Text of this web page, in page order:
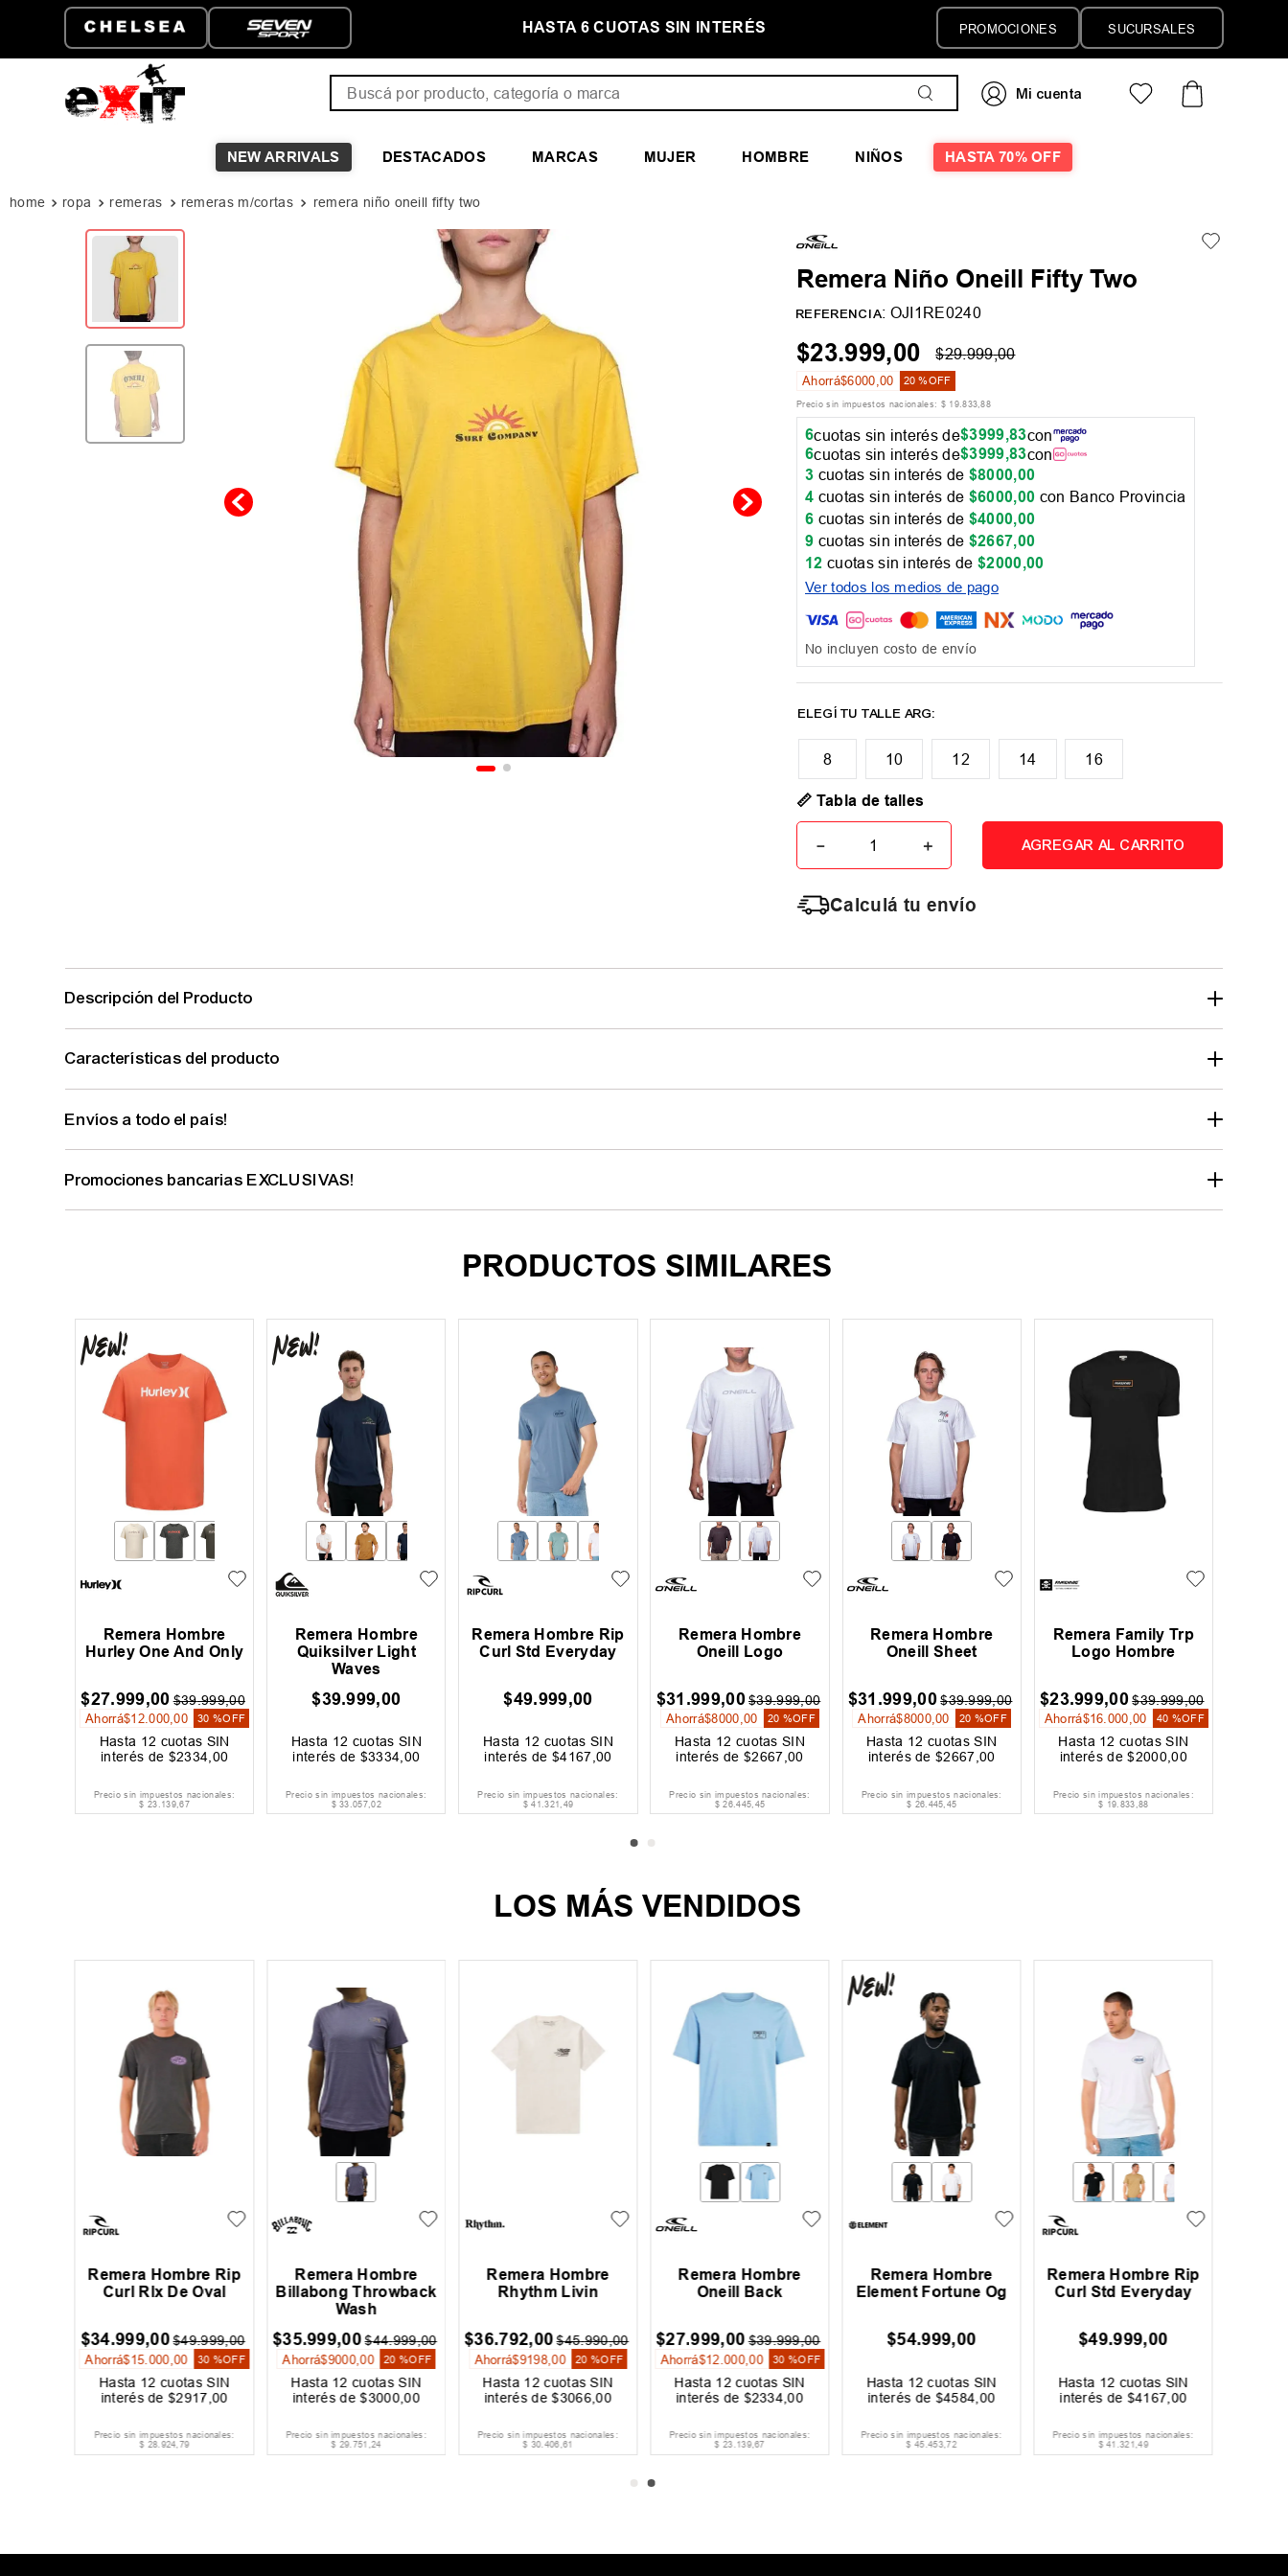
GRATIS A PARTIR DE
HASTA 6 CUOTAS SIN INTERÉS PRIMER CAMBIO GRATIS PROMOCIONES SUCURSALES
NEW ARRIVALS DESTACADOS MARCAS MUJER HOMBRE NIÑOS HASTA 70% OFF
ropa remeras remeras m/cortas remera niño oneill fifty two
Remera Niño Oneill Fifty Two
REFERENCIA: OJI1RE0240
$23.999,00 $29.999,00
Ahorrá$6000,00 20 %OFF
Precio sin impuestos nacionales: $ 19.833,88
6cuotas sin interés de$3999,83con
6cuotas sin interés de$3999,83con
3 cuotas sin interés de $8000,00
4 cuotas sin interés de $6000,00 con Banco Provincia
6 cuotas sin interés de $4000,00
9 cuotas sin interés de $2667,00
12 cuotas sin interés de$2000,00
Ver todos los medios de pago
No incluyen costo de envío
8 10 12 14 16
📏 Tabla de talles
＋
－ AGREGAR AL CARRITO
Calculá tu envío
Descripción del Producto
Características del producto
Envíos a todo el país!
Promociones bancarias EXCLUSIVAS!
PRODUCTOS SIMILARES
Remera Hombre
Hurley One And Only
$27.999,00 $39.999,00
Ahorrá$12.000 ,00 30 %OFF
Hasta 12 cuotas SIN
interés de $2334 00
Precio sin impuestos nacionales:
$ 23.139,67
Remera Hombre
Quiksilver Light
Waves
$39.999,00
Hasta 12 cuotas SIN
interés de $3334 00
Precio sin impuestos nacionales:
$ 33.057,02
Remera Hombre Rip
Curl Std Everyday
$49.999,00
Hasta 12 cuotas SIN
interés de $4167 00
Precio sin impuestos nacionales:
$ 41.321,49
Remera Hombre
Oneill Logo
$31 .999,00$39.999,00
Ahorrá$8000 ,00 20 %OFF
Hasta 12 cuotas SIN
interés de$2667 00
Precio sin impuestos nacionales:
$ 26.445,45
Remera Hombre
Oneill Sheet
$31 .999,00$39.999,00
Ahorrá$8000,00 20 %OFF
Hasta 12 cuotas SIN
interés de$2667 ,00
Precio sin impuestos nacionales:
$ 26.445,45
Remera Family Trp
Logo Hombre
$23.999,00 $39.999,00
Ahorrá$16 000 ,00 40 %OFF
Hasta 12 cuotas SIN
interés de$2000 ,00
Precio sin impuestos nacionales:
$ 19.833,88
LOS MÁS VENDIDOS
Remera Hombre Rip
Curl Rlx De Oval
$34.999,00 $49.999,00
Ahorrá$15.000 ,00 30 %OFF
Hasta 12 cuotas SIN
interés de$2917 ,00
Precio sin impuestos nacionales:
$ 28.924,79
Remera Hombre
Billabong Throwback
Wash
$35.999,00 $44.999,00
Ahorrá$9000,00 20 %OFF
Hasta 12 cuotas SIN
interés de$3000 ,00
Precio sin impuestos nacionales:
$ 29.751 ,24
Remera Hombre
Rhythm Livin
$36.792,00 $45.990,00
Ahorrá$9198,00 20 %OFF
Hasta 12 cuotas SIN
interés de$3066 ,00
Precio sin impuestos nacionales:
$ 30.406,61
Remera Hombre
Oneill Back
$27.999,00 $39.999,00
Ahorrá$12 .000,00 30 %OFF
Hasta 12 cuotas SIN
interés de $2334 ,00
Precio sin impuestos nacionales:
$ 23.139,67
Remera Hombre
Element Fortune Og
$54.999,00
Hasta 12 cuotas SIN
interés de$4584 00
Precio sin impuestos nacionales:
$ 45.453,72
Remera Hombre Rip
Curl Std Everyday
$49.999,00
Hasta 12 cuotas SIN
interés de$4167 ,00
Precio sin impuestos nacionales:
$ 41 .321,49